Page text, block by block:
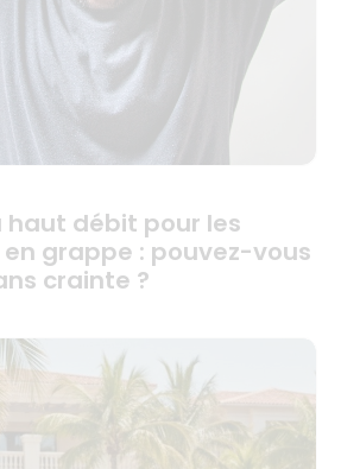
haut débit pour les
grappe : pouvez-vous
crainte ?